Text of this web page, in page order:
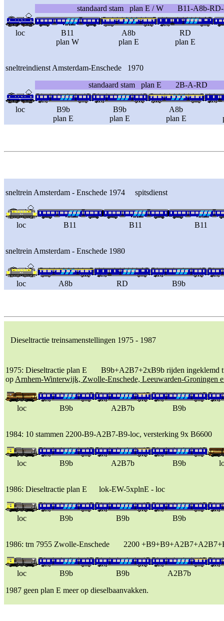
standaard stam plan E / W B11-A8b-
loc B11 A8b
RD
plan W
plan E plan E
sneltreindienst Amsterdam-Enschede 1970
standaard stam plan E 2B-A-RD
loc B9b B9b
A8b
plan E
plan E plan E
sneltrein Amsterdam - Enschede 1974 spitsdienst
loc B11 B11 B11
sneltrein Amsterdam - Enschede 1980
loc A8b RD B9b
Dieseltractie treinsamenstellingen 1975 - 1987
1975: Dieseltractie plan E B9b+A2B7+2xB9b rijden ingeklemd
op Arnhem-Winterwijk, Zwolle-Enschede, Leeuwarden-Groningen
loc B9b A2B7b B9b
1984: 10 stammen 2200-B9-A2B7-B9-loc, versterking 9x B6600
loc B9b A2B7b B9b
1986: Dieseltractie plan E lok-EW-5xplnE - loc
loc B9b B9b B9b
1986: trn 7955 Zwolle-Enschede 2200
loc B9b B9b
A2B7b
1987 geen plan E meer op dieselbaanvakken.